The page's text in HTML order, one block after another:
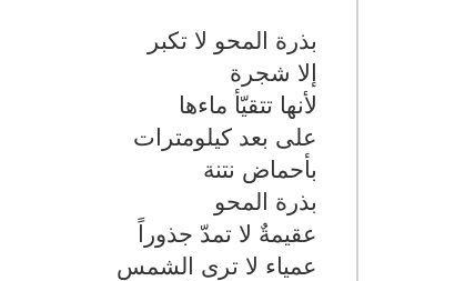
بذرة المحو لا تكبر
إلا شجرة
لأنها تتقيّأ ماءها
على بعد كيلومترات
بأحماض نتنة
بذرة المحو
عقيمةٌ لا تمدّ جذوراً
عمياء لا ترى الشمس